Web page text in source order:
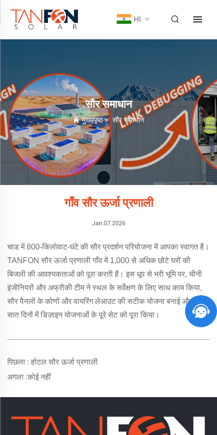
HI
सौर समाधान
मुख्यपृष्ठ>सौर समाधान
गाँव सौर ऊर्जा प्रणाली
Jan.07.2026
चाड में 800-किलोवाट-घंटे की सौर प्रदर्शन परियोजना में आपका स्वागत है।
TANFON सौर ऊर्जा प्रणाली गाँव में 1,000 से अधिक छोटे घरों की
बिजली की आवश्यकताओं को पूरा करती है। इस धूप से भरी भूमि पर, चीनी
इंजीनियरों और अफ्रीकी टीम ने स्थल के सर्वेक्षण के लिए साथ काम किया,
सौर पैनलों के कोणों और वायरिंग लेआउट की सटीक योजना बनाई और केवल
सात दिनों में डिज़ाइन योजनाओं के पूरे सेट को पूरा किया।
पिछला : होटल सौर ऊर्जा प्रणाली
अगला :कोई नहीं